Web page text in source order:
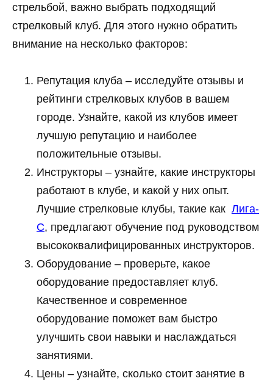
стрельбой, важно выбрать подходящий
стрелковый клуб. Для этого нужно обратить
внимание на несколько факторов:
Репутация клуба – исследуйте отзывы и
рейтинги стрелковых клубов в вашем
городе. Узнайте, какой из клубов имеет
лучшую репутацию и наиболее
положительные отзывы.
Инструкторы – узнайте, какие инструкторы
работают в клубе, и какой у них опыт.
Лучшие стрелковые клубы, такие как Лига-
С, предлагают обучение под руководством
высококвалифицированных инструкторов.
Оборудование – проверьте, какое
оборудование предоставляет клуб.
Качественное и современное
оборудование поможет вам быстро
улучшить свои навыки и наслаждаться
занятиями.
Цены – узнайте, сколько стоит занятие в